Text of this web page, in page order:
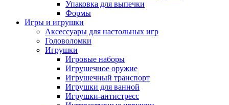
Упаковка для выпечки
Формы
Игры и игрушки
Аксессуары для настольных игр
Головоломки
Игрушки
Игровые наборы
Игрушечное оружие
Игрушечный транспорт
Игрушки для ванной
Игрушки-антистресс